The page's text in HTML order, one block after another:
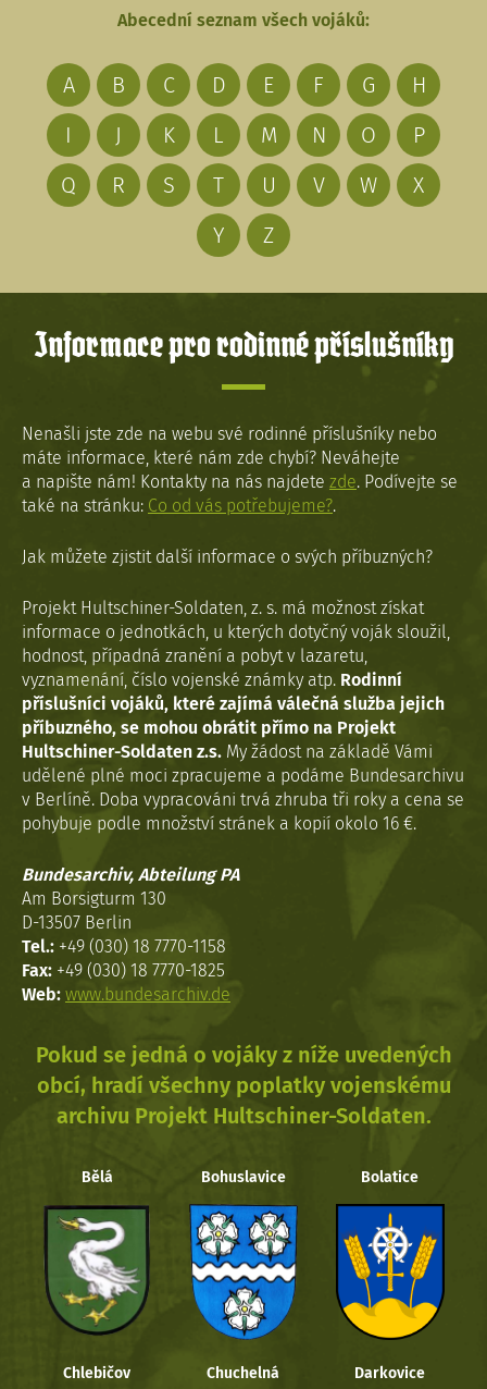
Abecední seznam všech vojáků:
A B C D E F G
H
I
J K L M N O
P
Q
R S T U V W
X
Y
Z
Informace pro rodinné příslušníky
Nenašli jste zde na webu své rodinné příslušníky nebo
máte informace, které nám zde chybí? Neváhejte
a napište nám! Kontakty na nás najdete zde. Podívejte se
také na stránku: Co od vás potřebujeme?.
Jak můžete zjistit další informace o svých příbuzných?
Projekt Hultschiner-Soldaten, z. s. má možnost získat
informace o jednotkách, u kterých dotyčný voják sloužil,
hodnost, případná zranění a pobyt v lazaretu,
vyznamenání, číslo vojenské známky atp. Rodinní
příslušníci vojáků, které zajímá válečná služba jejich
příbuzného, se mohou obrátit přímo na Projekt
Hultschiner-Soldaten z.s. My žádost na základě Vámi
udělené plné moci zpracujeme a podáme Bundesarchivu
v Berlíně. Doba vypracováni trvá zhruba tři roky a cena se
pohybuje podle množství stránek a kopií okolo 16 €.
Bundesarchiv, Abteilung PA
Am Borsigturm 130
D-13507 Berlin
Tel.: +49 (030) 18 7770-1158
Fax: +49 (030) 18 7770-1825
Web: www.bundesarchiv.de
Pokud se jedná o vojáky z níže uvedených
obcí, hradí všechny poplatky vojenskému
archivu Projekt Hultschiner-Soldaten.
Bělá Bohuslavice Bolatice
Chlebičov Chuchelná Darkovice